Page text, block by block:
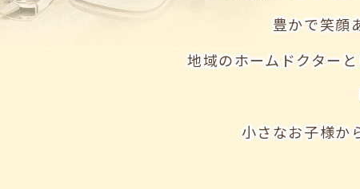
豊かで笑顔
地域のホームドクター
小さなお子様か